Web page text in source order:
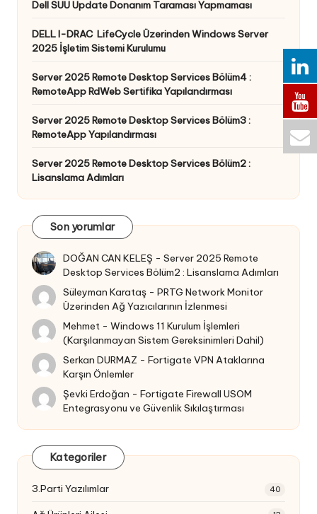
Dell SUU Update Donanım Taraması Yapmaması
DELL I-DRAC LifeCycle Üzerinden Windows Server
2025 İşletim Sistemi Kurulumu
Server 2025 Remote Desktop Services Bölüm4 :
RemoteApp RdWeb Sertifika Yapılandırması
Server 2025 Remote Desktop Services Bölüm3 :
RemoteApp Yapılandırması
Server 2025 Remote Desktop Services Bölüm2 :
Lisanslama Adımları
Son yorumlar
DOĞAN CAN KELEŞ -Server 2025 Remote
Desktop Services Bölüm2 : Lisanslama Adımları
Süleyman Karataş -PRTG Network Monitor
Üzerinden Ağ Yazıcılarının İzlenmesi
Mehmet -Windows 11 Kurulum İşlemleri
(Karşılanmayan Sistem Gereksinimleri Dahil)
Serkan DURMAZ -Fortigate VPN Ataklarına
Karşın Önlemler
Şevki Erdoğan -Fortigate Firewall USOM
Entegrasyonu ve Güvenlik Sıkılaştırması
Kategoriler
3.Parti Yazılımlar 40